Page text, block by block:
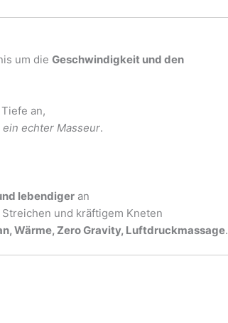
um dieGeschwindigkeit und den
an,
ein echter Masseur.
lebendiger an
und kräftigem Kneten
Wärme, Zero Gravity, Luftdruckmassage.